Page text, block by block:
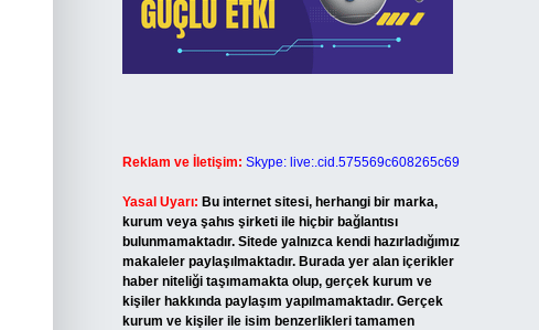
Reklam ve İletişim: Skype: live:.cid.575569c608265c69
Yasal Uyarı: Bu internet sitesi, herhangi bir marka,
kurum veya şahıs şirketi ile hiçbir bağlantısı
bulunmamaktadır. Sitede yalnızca kendi hazırladığımız
makaleler paylaşılmaktadır. Burada yer alan içerikler
haber niteliği taşımamakta olup, gerçek kurum ve
kişiler hakkında paylaşım yapılmamaktadır. Gerçek
kurum ve kişiler ile isim benzerlikleri tamamen